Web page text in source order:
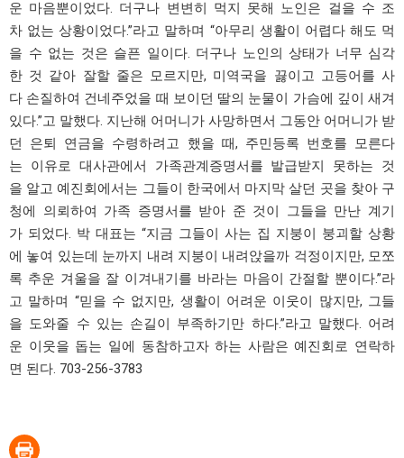
운 마음뿐이었다. 더구나 변변히 먹지 못해 노인은 걸을 수 조
차 없는 상황이었다.”라고 말하며 “아무리 생활이 어렵다 해도 먹
을 수 없는 것은 슬픈 일이다. 더구나 노인의 상태가 너무 심각
한 것 같아 잘할 줄은 모르지만, 미역국을 끓이고 고등어를 사
다 손질하여 건네주었을 때 보이던 딸의 눈물이 가슴에 깊이 새겨
있다.”고 말했다. 지난해 어머니가 사망하면서 그동안 어머니가 받
던 은퇴 연금을 수령하려고 했을 때, 주민등록 번호를 모른다
는 이유로 대사관에서 가족관계증명서를 발급받지 못하는 것
을 알고 예진회에서는 그들이 한국에서 마지막 살던 곳을 찾아 구
청에 의뢰하여 가족 증명서를 받아 준 것이 그들을 만난 계기
가 되었다. 박 대표는 “지금 그들이 사는 집 지붕이 붕괴할 상황
에 놓여 있는데 눈까지 내려 지붕이 내려앉을까 걱정이지만, 모쪼
록 추운 겨울을 잘 이겨내기를 바라는 마음이 간절할 뿐이다.”라
고 말하며 “믿을 수 없지만, 생활이 어려운 이웃이 많지만, 그들
을 도와줄 수 있는 손길이 부족하기만 하다.”라고 말했다. 어려
운 이웃을 돕는 일에 동참하고자 하는 사람은 예진회로 연락하
면 된다. 703-256-3783